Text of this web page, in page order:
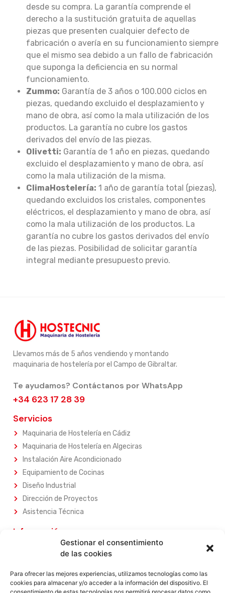
Gestionar el consentimiento
de las cookies
Para ofrecer las mejores experiencias, utilizamos tecnologías como las
cookies para almacenar y/o acceder a la información del dispositivo. El
desde su compra. La garantía comprende el
derecho a la sustitución gratuita de aquellas
piezas que presenten cualquier defecto de
fabricación o avería en su funcionamiento siempre
que el mismo sea debido a un fallo de fabricación
que suponga la deficiencia en su normal
funcionamiento.
Zummo: Garantía de 3 años o 100.000 ciclos en
piezas, quedando excluido el desplazamiento y
mano de obra, así como la mala utilización de los
productos. La garantía no cubre los gastos
derivados del envío de las piezas.
Olivetti: Garantía de 1 año en piezas, quedando
excluido el desplazamiento y mano de obra, así
como la mala utilización de la misma.
ClimaHostelería: 1 año de garantía total (piezas),
quedando excluidos los cristales, componentes
eléctricos, el desplazamiento y mano de obra, así
como la mala utilización de los productos. La
garantía no cubre los gastos derivados del envío
de las piezas. Posibilidad de solicitar garantía
integral mediante presupuesto previo.
Llevamos más de 5 años vendiendo y montando
maquinaria de hostelería por el Campo de Gibraltar.
Te ayudamos? Contáctanos por WhatsApp
+34 623 17 28 39
Servicios
Maquinaria de Hostelería en Cádiz
Maquinaria de Hostelería en Algeciras
Instalación Aire Acondicionado
Equipamiento de Cocinas
Diseño Industrial
Dirección de Proyectos
Asistencia Técnica
Información
Sobre Nosotros
Nuestros Servicios
Nuestros Productos
Contacta con Nosotros